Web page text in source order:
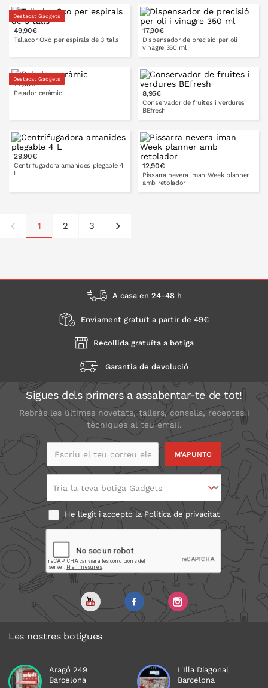
A LA CISTELLA A LA CISTELLA
Destacat Gadgets
49,90€
Tallador Oxo per espirals de 3 talls
17,90€
Dispensador de precisió per oli i
vinagre 350 ml
A LA CISTELLA
Destacat Gadgets
14,95€
Pelador ceràmic 8,95€
Conservador de fruites i verdures
BEfresh
29,90€
Centrifugadora amanides plegable 4
L
A LA CISTELLA
12,90€
Pissarra nevera iman Week planner
amb retolador
1 2 3
A casa en 24-48 h
Enviament gratuït a partir de 49€
Recollida gratuïta a botiga
Garantia de devolució
Sigues dels primers a assabentar-te de tot!
Rebràs les últimes novetats, tallers, consells, receptes i
tècniques al teu email.
Escriu el teu correu
Tria la teva botiga Gadgets
He llegit i accepto laPolítica de privacitat
Les nostres botigues
Aragó 249
Barcelona
L'Illa Diagonal
Barcelona